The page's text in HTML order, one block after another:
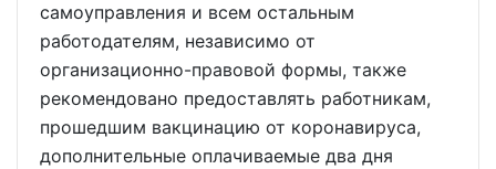
самоуправления и всем остальным
работодателям, независимо от
организационно-правовой формы, также
рекомендовано предоставлять работникам,
прошедшим вакцинацию от коронавируса,
дополнительные оплачиваемые два дня